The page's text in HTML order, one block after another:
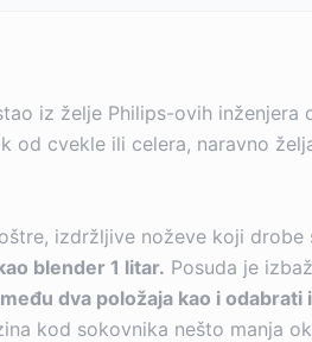
iz želje Philips-ovih
od cvekle ili celera, naravno
izdržljive noževe koji drobe
blender 1 litar. Posuda je
dva položaja kao i odabrati
kod sokovnika nešto manja